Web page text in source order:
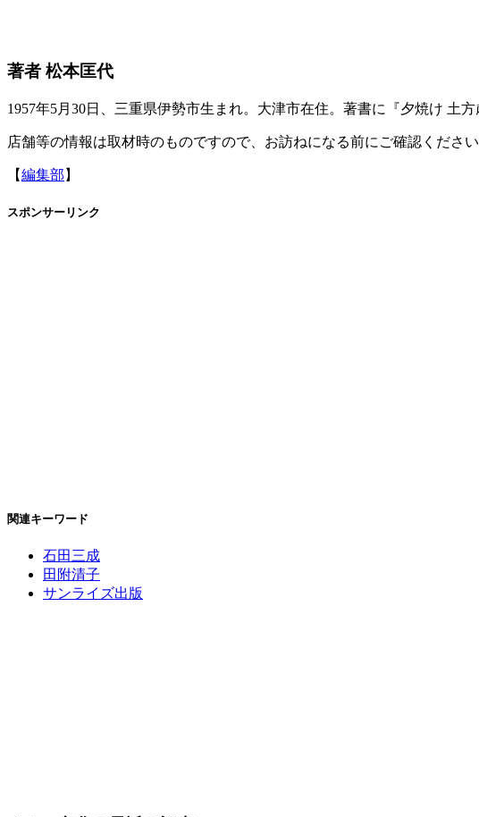
著者 松本匡代
1957年5月30日、三重県伊勢市生まれ。大津市在住。著書に『夕焼け 土
店舗等の情報は取材時のものですので、お訪ねになる前にご確認ください
【編集部 】
スポンサーリンク
関連キーワード
石田三成
田附清子
サンライズ出版